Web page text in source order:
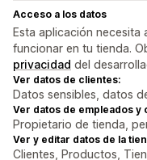
Acceso a los datos
Esta aplicación
funcionar en tu tienda.
privacidad del
Ver datos de clientes:
Datos sensibles, datos
Ver datos de empleados y
Propietario de tienda,
Ver y editar datos de la
Clientes, Productos,